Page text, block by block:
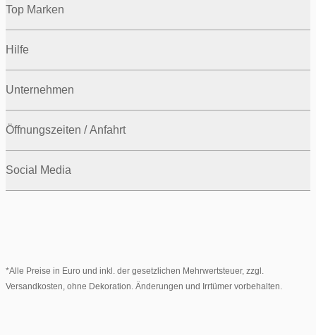
Top Marken
Hilfe
Unternehmen
Öffnungszeiten / Anfahrt
Social Media
*Alle Preise in Euro und inkl. der gesetzlichen Mehrwertsteuer, zzgl.
Versandkosten, ohne Dekoration. Änderungen und Irrtümer vorbehalten.